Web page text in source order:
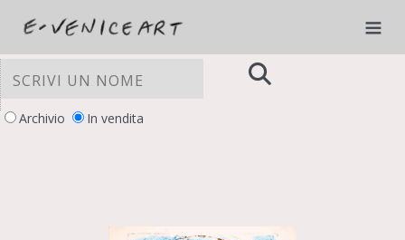
Archivio In vendita